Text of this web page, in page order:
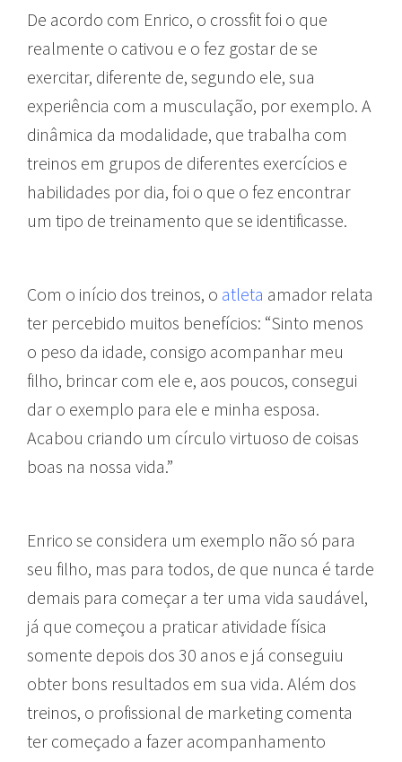
De acordo com Enrico, o crossfit foi o que
realmente o cativou e o fez gostar de se
exercitar, diferente de, segundo ele, sua
experiência com a musculação, por exemplo. A
dinâmica da modalidade, que trabalha com
treinos em grupos de diferentes exercícios e
habilidades por dia, foi o que o fez encontrar
um tipo de treinamento que se identificasse.
Com o início dos treinos, o atleta amador relata
ter percebido muitos benefícios: “Sinto menos
o peso da idade, consigo acompanhar meu
filho, brincar com ele e, aos poucos, consegui
dar o exemplo para ele e minha esposa.
Acabou criando um círculo virtuoso de coisas
boas na nossa vida.”
Enrico se considera um exemplo não só para
seu filho, mas para todos, de que nunca é tarde
demais para começar a ter uma vida saudável,
já que começou a praticar atividade física
somente depois dos 30 anos e já conseguiu
obter bons resultados em sua vida. Além dos
treinos, o profissional de marketing comenta
ter começado a fazer acompanhamento